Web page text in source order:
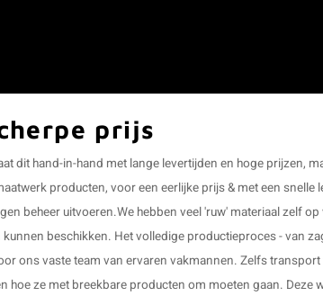
prijs
dit hand-in-hand met lange levertijden en hoge prijzen,
producten, voor een eerlijke prijs & met een
beheer uitvoeren.We hebben veel 'ruw' materiaal zelf
beschikken. Het volledige productieproces - van
ons vaste team van ervaren vakmannen. Zelfs
hoe ze met breekbare producten om moeten gaan. Deze